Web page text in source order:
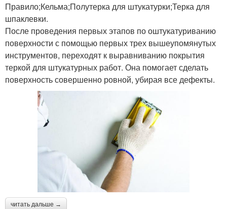
Правило;Кельма;Полутерка для штукатурки;Терка для
шпаклевки.
После проведения первых этапов по оштукатуриванию
поверхности с помощью первых трех вышеупомянутых
инструментов, переходят к выравниванию покрытия
теркой для штукатурных работ. Она помогает сделать
поверхность совершенно ровной, убирая все дефекты.
читать дальше →